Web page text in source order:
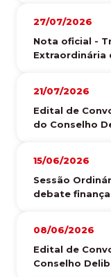
27/07/2026
Nota oficial -
Extraordinária
21/07/2026
Edital de
do Conselho
15/06/2026
Sessão
debate
08/06/2026
Edital de
Conselho